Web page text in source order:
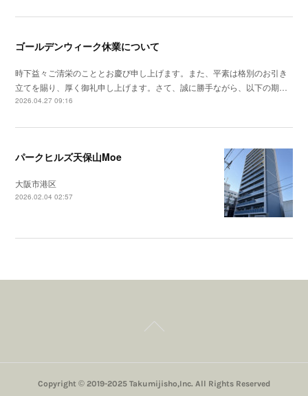
ゴールデンウィーク休業について
時下益々ご清栄のこととお慶び申し上げます。また、平素は格別のお引き
立てを賜り、厚く御礼申し上げます。さて、誠に勝手ながら、以下の期…
2026.04.27 09:16
パークヒルズ天保山Moe
大阪市港区
2026.02.04 02:57
Copyright © 2019-2025 Takumijisho,Inc. All Rights Reserved